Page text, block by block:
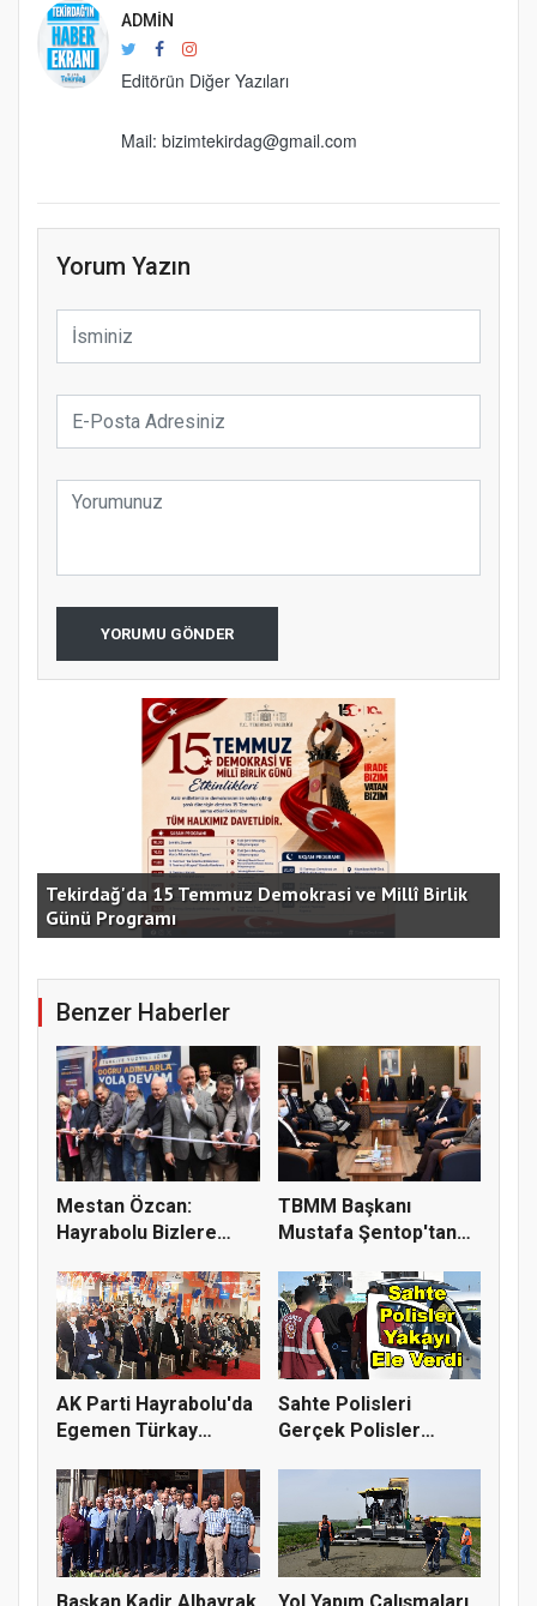
ADMIN
Editörün Diğer Yazıları
Mail: bizimtekirdag@gmail.com
Yorum Yazın
YORUMU GÖNDER
Tekirdağ'da 15 Temmuz Demokrasi ve Millî Birlik
Günü Programı
Benzer Haberler
Mestan Özcan:
Hayrabolu Bizlere
TBMM Başkanı
Mustafa Şentop'tan
AK Parti Hayrabolu'da
Egemen Türkay
Sahte Polisleri
Gerçek Polisler